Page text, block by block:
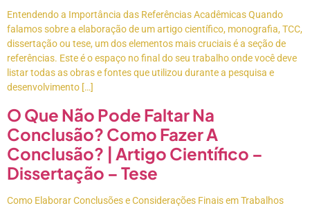
Entendendo a Importância das Referências Acadêmicas Quando
falamos sobre a elaboração de um artigo científico, monografia, TCC,
dissertação ou tese, um dos elementos mais cruciais é a seção de
referências. Este é o espaço no final do seu trabalho onde você deve
listar todas as obras e fontes que utilizou durante a pesquisa e
desenvolvimento […]
O Que Não Pode Faltar Na
Conclusão? Como Fazer A
Conclusão? | Artigo Científico –
Dissertação – Tese
Como Elaborar Conclusões e Considerações Finais em Trabalhos